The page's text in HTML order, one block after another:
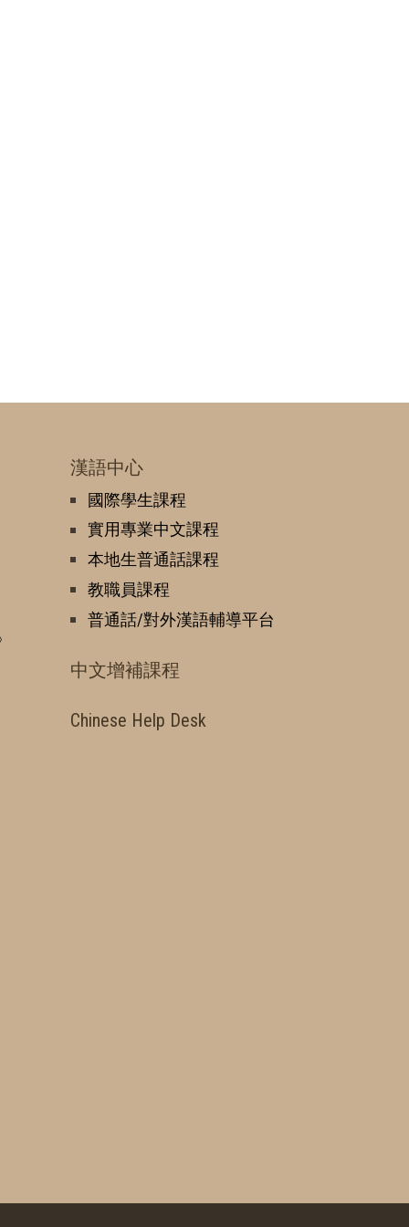
漢語中心
國際學生課程
實用專業中文課程
本地生普通話課程
教職員課程
普通話/對外漢語輔導平台
中文增補課程
Chinese Help Desk